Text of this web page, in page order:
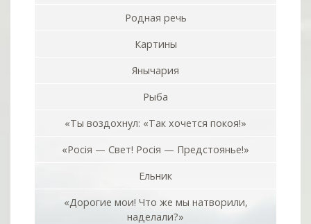
Родная речь
Картины
Янычария
Рыба
«Ты воздохнул: «Так хочется покоя!»
«Росiя — Свет! Росiя — Предстоянье!»
Ельник
«Дорогие мои! Что же мы натворили,
наделали?»